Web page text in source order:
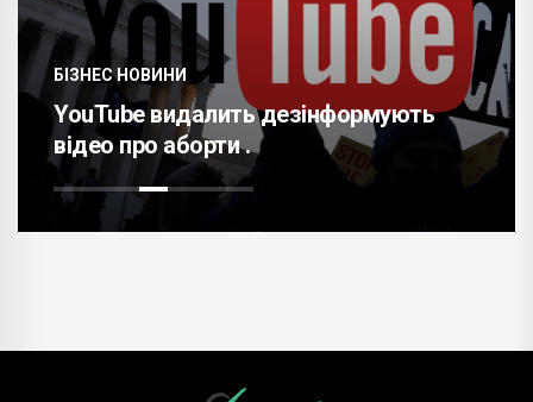
БІЗНЕС НОВИНИ
YouTube видалить дезінформують
відео про аборти .